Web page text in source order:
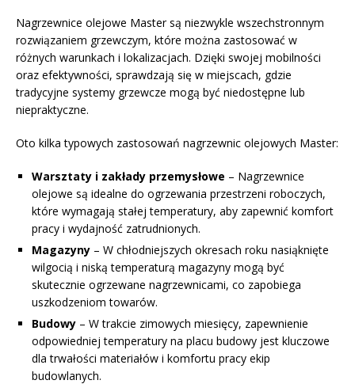
Nagrzewnice olejowe Master są niezwykle wszechstronnym
rozwiązaniem grzewczym, które można zastosować w
różnych warunkach i lokalizacjach. Dzięki swojej mobilności
oraz efektywności, sprawdzają się w miejscach, gdzie
tradycyjne systemy grzewcze mogą być niedostępne lub
niepraktyczne.
Oto kilka typowych zastosowań nagrzewnic olejowych Master:
Warsztaty i zakłady przemysłowe – Nagrzewnice
olejowe są idealne do ogrzewania przestrzeni roboczych,
które wymagają stałej temperatury, aby zapewnić komfort
pracy i wydajność zatrudnionych.
Magazyny – W chłodniejszych okresach roku nasiąknięte
wilgocią i niską temperaturą magazyny mogą być
skutecznie ogrzewane nagrzewnicami, co zapobiega
uszkodzeniom towarów.
Budowy – W trakcie zimowych miesięcy, zapewnienie
odpowiedniej temperatury na placu budowy jest kluczowe
dla trwałości materiałów i komfortu pracy ekip
budowlanych.